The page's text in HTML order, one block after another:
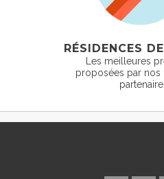
RÉSIDENCES
Les meilleures
proposées par nos